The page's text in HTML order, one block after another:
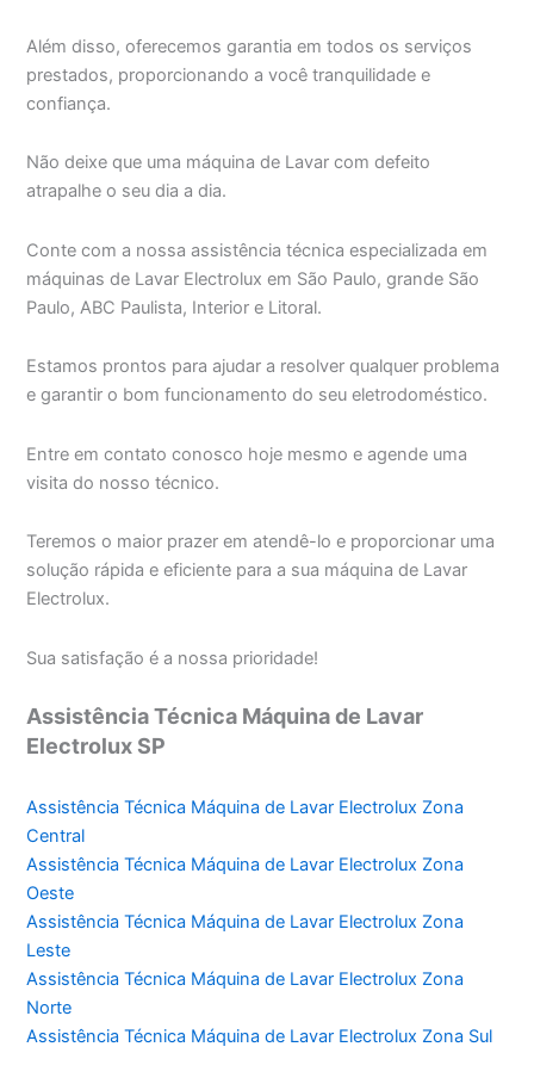
Além disso, oferecemos garantia em todos os serviços
prestados, proporcionando a você tranquilidade e
confiança.
Não deixe que uma máquina de Lavar com defeito
atrapalhe o seu dia a dia.
Conte com a nossa assistência técnica especializada em
máquinas de Lavar Electrolux em São Paulo, grande São
Paulo, ABC Paulista, Interior e Litoral.
Estamos prontos para ajudar a resolver qualquer problema
e garantir o bom funcionamento do seu eletrodoméstico.
Entre em contato conosco hoje mesmo e agende uma
visita do nosso técnico.
Teremos o maior prazer em atendê-lo e proporcionar uma
solução rápida e eficiente para a sua máquina de Lavar
Electrolux.
Sua satisfação é a nossa prioridade!
Assistência Técnica Máquina de Lavar
Electrolux SP
Assistência Técnica Máquina de Lavar Electrolux Zona
Central
Assistência Técnica Máquina de Lavar Electrolux Zona
Oeste
Assistência Técnica Máquina de Lavar Electrolux Zona
Leste
Assistência Técnica Máquina de Lavar Electrolux Zona
Norte
Assistência Técnica Máquina de Lavar Electrolux Zona Sul